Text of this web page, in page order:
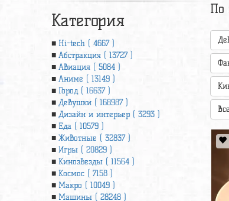
Категория
Hi-tech ( 4667 )
Абстракция ( 13727 )
Авиация ( 5084 )
Аниме ( 13149 )
Город ( 16637 )
Девушки ( 168987 )
Дизайн и интерьер ( 3293 )
Еда ( 10579 )
Животные ( 32837 )
Игры ( 20829 )
Кинозвезды ( 11564 )
Космос ( 7158 )
Макро ( 10049 )
Машины ( 28248 )
По